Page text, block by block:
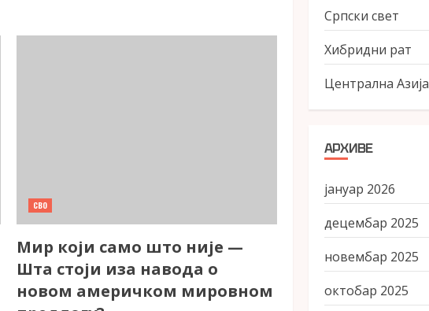
СВО
Мир који само што није —
Шта стоји иза навода о
новом америчком мировном
Српски свет
Хибридни рат
Централна Азија
АРХИВЕ
јануар 2026
децембар 2025
новембар 2025
октобар 2025